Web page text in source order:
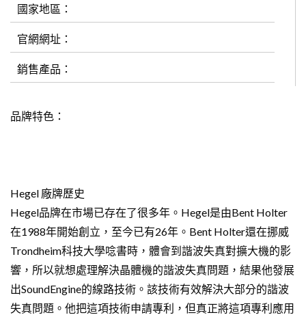
國家地區：
官網網址：
銷售產品：
品牌特色：
Hegel 廠牌歷史
Hegel品牌在市場已存在了很多年。Hegel是由Bent Holter
在1988年開始創立，至今已有26年。Bent Holter還在挪威
Trondheim科技大學唸書時，體會到諧波失真對擴大機的影
響，所以就想處理解決晶體機的諧波失真問題，結果他發展
出SoundEngine的線路技術。該技術有效解決大部分的諧波
失真問題。他把這項技術申請專利，但真正將這項專利應用